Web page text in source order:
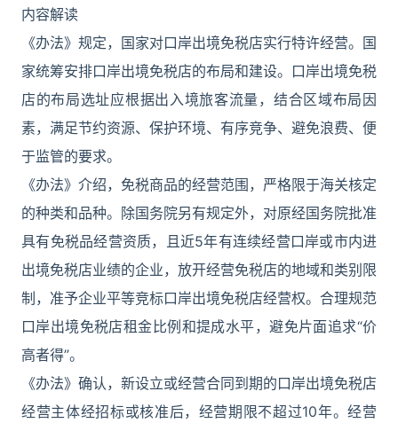
内容解读
《办法》规定，国家对口岸出境免税店实行特许经营。国
家统筹安排口岸出境免税店的布局和建设。口岸出境免税
店的布局选址应根据出入境旅客流量，结合区域布局因
素，满足节约资源、保护环境、有序竞争、避免浪费、便
于监管的要求。
《办法》介绍，免税商品的经营范围，严格限于海关核定
的种类和品种。除国务院另有规定外，对原经国务院批准
具有免税品经营资质，且近5年有连续经营口岸或市内进
出境免税店业绩的企业，放开经营免税店的地域和类别限
制，准予企业平等竞标口岸出境免税店经营权。合理规范
口岸出境免税店租金比例和提成水平，避免片面追求“价
高者得”。
《办法》确认，新设立或经营合同到期的口岸出境免税店
经营主体经招标或核准后，经营期限不超过10年。经营